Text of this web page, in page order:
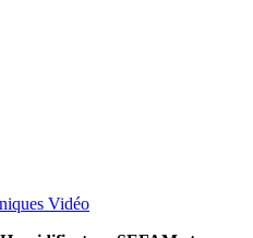
Vidéo